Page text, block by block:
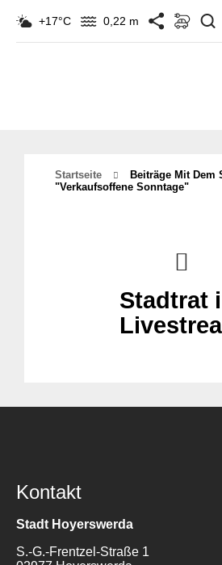
+17°C 0,22 m
Startseite
Beiträge Mit Dem
"verkaufsoffene Sonntage"
Stadtrat
Kontakt
Stadt Hoyerswerda
S.-G.-Frentzel-Straße 1